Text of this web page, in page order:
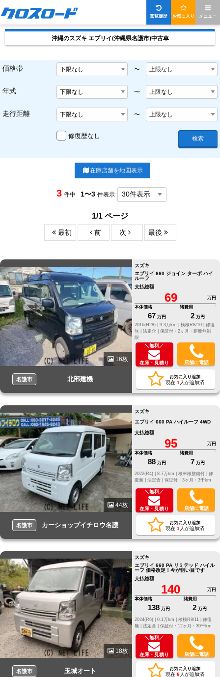
メニュー
お気に入り
閲覧履歴
沖縄のスズキ エブリイ(沖縄県名護市)中古車
価格帯 〜
年式 〜
走行距離 〜
修復歴なし 検索
在庫店舗を地図表示
3 件中 1〜3 件表示
1/1 ページ
最初 前 次 最後
16枚
名護市 北部建機
スズキ
エブリイ 660 ジョイン ターボ ハイ
ルーフ
支払総額
69
万円
本体価格
67 万円
諸費用
2 万円
2016(H28) |
9.3万km | 検検R8/10 | 修復
無 | 法定含 | 保証付・2ヶ月・距離無制
限
＼無料／
在庫・見積り 店舗に電話
お気に入り追加
現在 1 人が追加済
44枚
名護市 カーショップイチロウ名護
スズキ
エブリイ 660 PA ハイルーフ 4WD
支払総額
95
万円
本体価格
88 万円
諸費用
7 万円
修
復無 | 法定含 | 保証付・3ヶ月・3千km
＼無料／
在庫・見積り 店舗に電話
お気に入り追加
現在 1 人が追加済
18枚
名護市 玉城オート
スズキ
エブリイ 660 PA リミテッド ハイル
ーフ 価格改定！今が狙い目です
支払総額
140
万円
本体価格
138 万円
諸費用
2 万円
修復
無 | 法定含 | 保証付・12ヶ月・30千km
＼無料／
在庫・見積り 店舗に電話
お気に入り追加
現在 6人が追加済